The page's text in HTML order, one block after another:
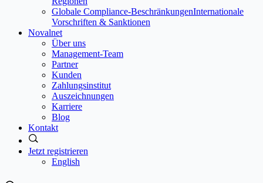
Globale Compliance-BeschränkungenInternationale
Vorschriften & Sanktionen
Novalnet
Über uns
Management-Team
Partner
Kunden
Zahlungsinstitut
Auszeichnungen
Karriere
Blog
Kontakt
Jetzt registrieren
English